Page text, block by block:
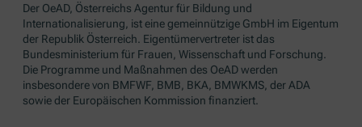
Der OeAD, Österreichs Agentur für Bildung und
Internationalisierung, ist eine gemeinnützige GmbH im Eigentum
der Republik Österreich. Eigentümervertreter ist das
Bundesministerium für Frauen, Wissenschaft und Forschung.
Die Programme und Maßnahmen des OeAD werden
insbesondere von BMFWF, BMB, BKA, BMWKMS, der ADA
sowie der Europäischen Kommission finanziert.